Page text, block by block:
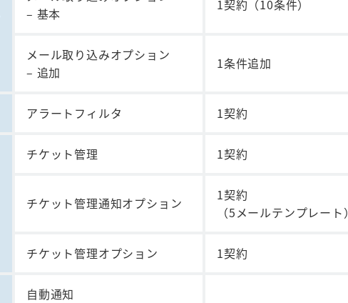
– 基本
1契約（10条件）
メール取り込みオプション
– 追加
1条件追加
アラートフィルタ 1契約
チケット管理 1契約
チケット管理通知オプション
1契約
（5メールテンプレート）
チケット管理オプション 1契約
自動通知